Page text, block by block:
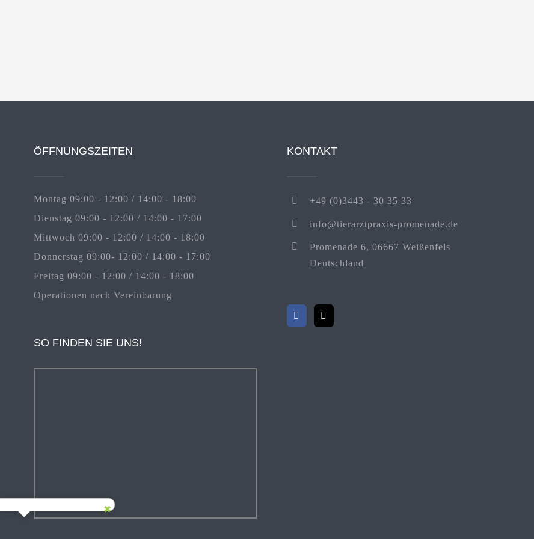
ÖFFNUNGSZEITEN
Montag 09:00 - 12:00 / 14:00 - 18:00
Dienstag 09:00 - 12:00 / 14:00 - 17:00
Mittwoch 09:00 - 12:00 / 14:00 - 18:00
Donnerstag 09:00- 12:00 / 14:00 - 17:00
Freitag 09:00 - 12:00 / 14:00 - 18:00
Operationen nach Vereinbarung
SO FINDEN SIE UNS!
KONTAKT
+49 (0)3443 - 30 35 33
info@tierarztpraxis-promenade.de
Promenade 6, 06667 Weißenfels
Deutschland